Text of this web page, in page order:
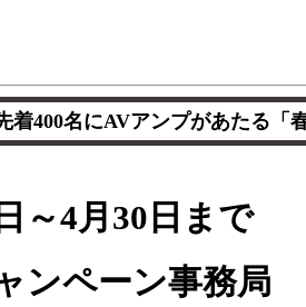
着400名にAVアンプがあたる「
～4月30日まで
ンペーン事務局